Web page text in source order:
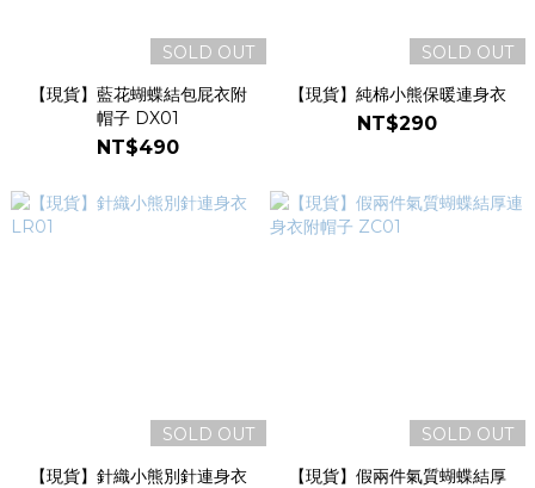
SOLD OUT
【現貨】藍花蝴蝶結包屁衣附
帽子 DX01
NT$490
SOLD OUT
【現貨】純棉小熊保暖連身衣
NT$290
SOLD OUT
【現貨】針織小熊別針連身衣
SOLD OUT
【現貨】假兩件氣質蝴蝶結厚